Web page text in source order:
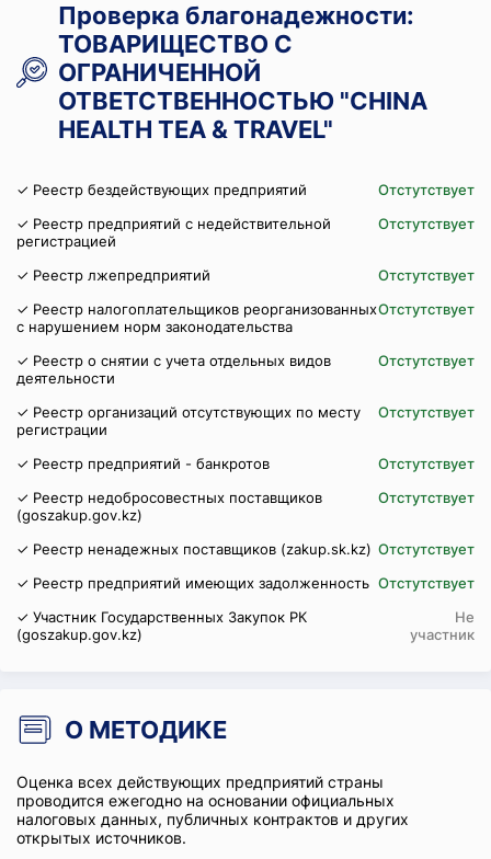
Проверка благонадежности:
ТОВАРИЩЕСТВО С
ОГРАНИЧЕННОЙ
ОТВЕТСТВЕННОСТЬЮ "CHINA
HEALTH TEA & TRAVEL"
✓ Реестр бездействующих предприятий
Отстутствует
✓ Реестр предприятий с недействительной
регистрацией
Отстутствует
✓ Реестр лжепредприятий
Отстутствует
✓ Реестр налогоплательщиков реорганизованных
с нарушением норм законодательства
Отстутствует
✓ Реестр о снятии с учета отдельных видов
деятельности
Отстутствует
✓ Реестр организаций отсутствующих по месту
регистрации
Отстутствует
✓ Реестр предприятий - банкротов
Отстутствует
✓ Реестр недобросовестных поставщиков
(goszakup.gov.kz)
Отстутствует
✓ Реестр ненадежных поставщиков (zakup.sk.kz) Отстутствует
✓ Реестр предприятий имеющих задолженность Отстутствует
✓ Участник Государственных Закупок РК
(goszakup.gov.kz)
Не
участник
О МЕТОДИКЕ
Оценка всех действующих предприятий страны
проводится ежегодно на основании официальных
налоговых данных, публичных контрактов и других
открытых источников.